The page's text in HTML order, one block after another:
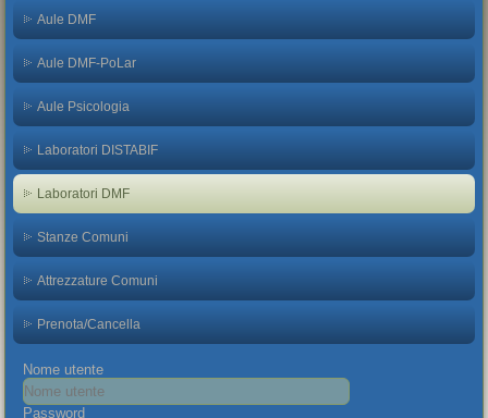
Aule DMF
Aule DMF-PoLar
Aule Psicologia
Laboratori DISTABIF
Laboratori DMF
Stanze Comuni
Attrezzature Comuni
Prenota/Cancella
Nome utente
Password